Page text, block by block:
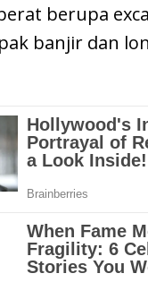
berupa
banjir dan